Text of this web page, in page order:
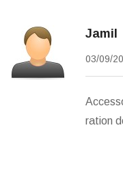
Jamil
03/09/
ration